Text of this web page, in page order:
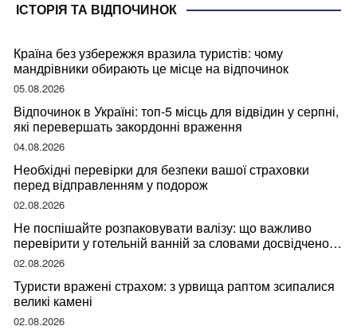
ІСТОРІЯ ТА ВІДПОЧИНОК
Країна без узбережжя вразила туристів: чому
мандрівники обирають це місце на відпочинок
05.08.2026
Відпочинок в Україні: топ-5 місць для відвідин у серпні,
які перевершать закордонні враження
04.08.2026
Необхідні перевірки для безпеки вашої страховки
перед відправленням у подорож
02.08.2026
Не поспішайте розпаковувати валізу: що важливо
перевірити у готельній ванній за словами досвідченої
мандрівниці
02.08.2026
Туристи вражені страхом: з урвища раптом зсипалися
великі камені
02.08.2026